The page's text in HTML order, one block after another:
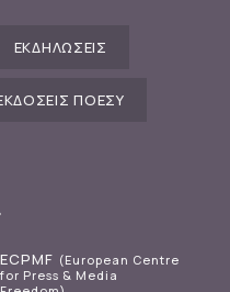
ΕΚΔΗΛΩΣΕΙΣ
ΠΟΕΣΥ
ECPMF (European Centre
for Press & Media